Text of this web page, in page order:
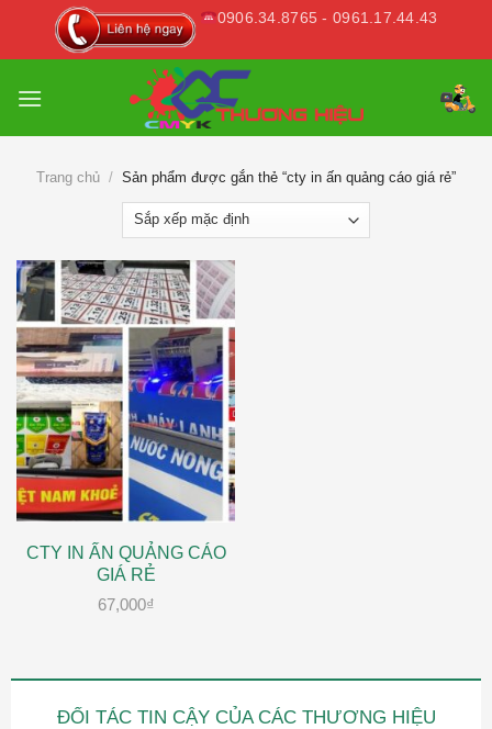
0906.34.8765 - 0961.17.44.43
Trang chủ / Sản phẩm được gắn thẻ “cty in ấn quảng cáo giá rẻ”
CTY IN ẤN QUẢNG CÁO
GIÁ RẺ
67,000₫
ĐỐI TÁC TIN CẬY CỦA CÁC THƯƠNG HIỆU